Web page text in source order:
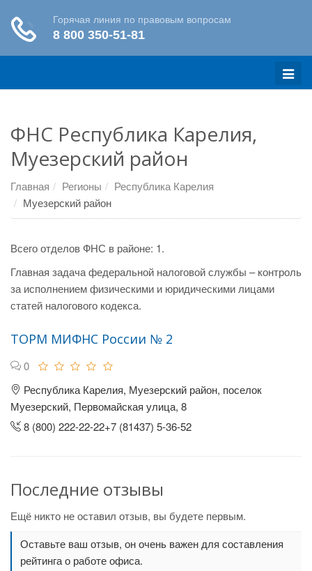
Меню
ФНС Республика Карелия,
Муезерский район
Главная Регионы
Республика Карелия
Муезерский район
Всего отделов ФНС в районе: 1.
Главная задача федеральной налоговой службы – контроль
за исполнением физическими и юридическими лицами
статей налогового кодекса.
ТОРМ МИФНС России № 2
0
Республика Карелия, Муезерский район, поселок
Муезерский, Первомайская улица, 8
8 (800) 222-22-22+7 (81437) 5-36-52
Последние отзывы
Ещё никто не оставил отзыв, вы будете первым.
Оставьте ваш отзыв, он очень важен для составления
рейтинга о работе офиса.